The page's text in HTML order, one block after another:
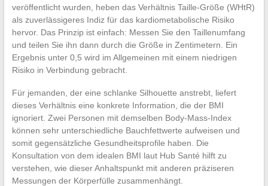
veröffentlicht wurden, heben das Verhältnis Taille-Größe (WHtR)
als zuverlässigeres Indiz für das kardiometabolische Risiko
hervor. Das Prinzip ist einfach: Messen Sie den Taillenumfang
und teilen Sie ihn dann durch die Größe in Zentimetern. Ein
Ergebnis unter 0,5 wird im Allgemeinen mit einem niedrigen
Risiko in Verbindung gebracht.
Für jemanden, der eine schlanke Silhouette anstrebt, liefert
dieses Verhältnis eine konkrete Information, die der BMI
ignoriert. Zwei Personen mit demselben Body-Mass-Index
können sehr unterschiedliche Bauchfettwerte aufweisen und
somit gegensätzliche Gesundheitsprofile haben. Die
Konsultation von dem idealen BMI laut Hub Santé hilft zu
verstehen, wie dieser Anhaltspunkt mit anderen präziseren
Messungen der Körperfülle zusammenhängt.